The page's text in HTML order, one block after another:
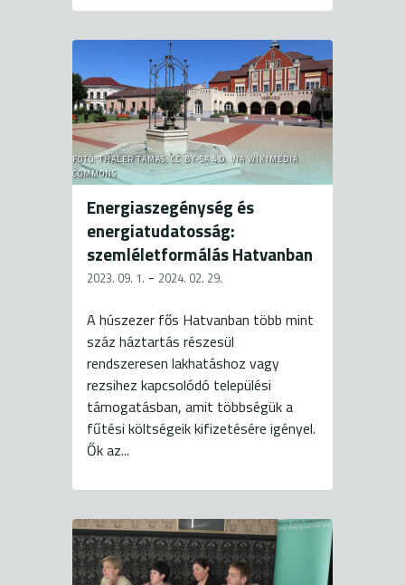
FOTÓ: THALER TAMAS, CC BY-SA 4.0, VIA WIKIMEDIA
COMMONS
Energiaszegénység és
energiatudatosság:
szemléletformálás Hatvanban
2023. 09. 1. - 2024. 02. 29.
A húszezer fős Hatvanban több mint
száz háztartás részesül
rendszeresen lakhatáshoz vagy
rezsihez kapcsolódó települési
támogatásban, amit többségük a
fűtési költségeik kifizetésére igényel.
Ők az...